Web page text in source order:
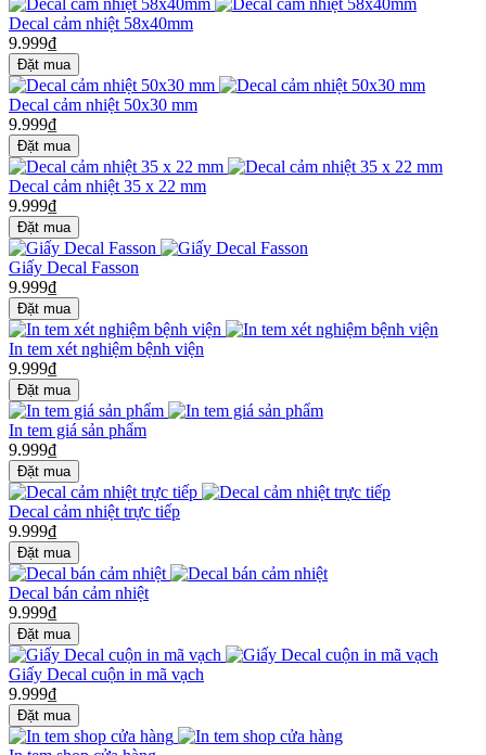
Decal cảm nhiệt 58x40mm
9.999₫
Decal cảm nhiệt 50x30 mm
9.999₫
Decal cảm nhiệt 35 x 22 mm
9.999₫
Giấy Decal Fasson
9.999₫
In tem xét nghiệm bệnh viện
9.999₫
In tem giá sản phẩm
9.999₫
Decal cảm nhiệt trực tiếp
9.999₫
Decal bán cảm nhiệt
9.999₫
Giấy Decal cuộn in mã vạch
9.999₫